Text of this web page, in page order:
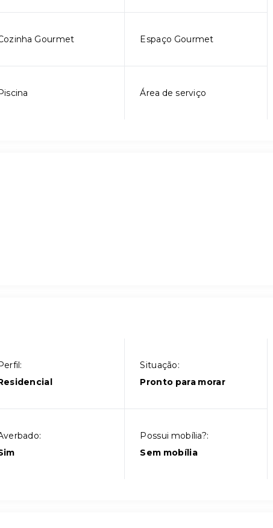
Gourmet Espaço Gourmet
Área de serviço
Situação:
Pronto para morar
Possui mobília?:
Sem mobília